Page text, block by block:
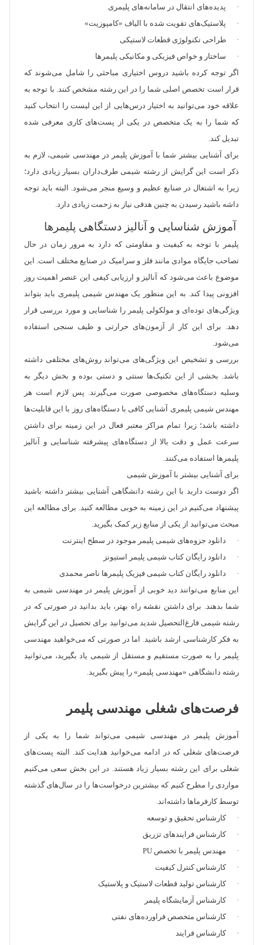
· پدیده‌های انتقال در سامانه‌های پلیمری
· پلاستیک‌های تقویت شده با الیاف «کامپوزیت»
· طراحی تکنولوژی قطعات لاستیکی
· ساختار و خواص فیزیکی و مکانیکی پلیمرها
اگر توجه کرده باشید دروس اختیاری مباحثی را شامل می‌شوند که
قرار است تخصص اصلی شما را در این رشته مشخص کنند. با توجه به
علاقه خود می‌توانید به اختیار درس‌هایی از این لیست را انتخاب کنید
که شما را به یک متخصص در یکی از پست‌های کاری معرفی شده
تبدیل کند.
برای آشنایی بیشتر شما با آموزش پلیمر در مهندسی شیمی، لازم به
ذکر است این گرایش از رشته شیمی طرف‌داران بسیار زیادی دارد؛
زیرا به اشتغال در صنایع عظیم و وسیع منجر می‌شود. البته باید توجه
داشه باشید رسیدن به چنین هدفی نیاز به زحمت زیادی دارد.
آموزش شناسایی و آنالیز دستگاهی پلیمرها
پلیمر با توجه به کیفیت و مقاومتی که دارد به مرور زمان در حال
تصاحب جایگاه موادی مانند فلز و سرامیک در صنایع مختلف است. این
موضوع باعث می‌شود که آنالیز و ارزیابی کیفی این عنصر اهمیت روز
افزونی پیدا کند. به این منظور یک مهندس شیمی پلیمری باید بتواند
ویژگی‌های توده‌ای و مولکولی پلیمر را شناسایی و مورد بررسی قرار
دهد. برای این کار از آزمون‌های حرارتی و طیف سنجی استفاده
می‌شود.
بررسی و تشخیص این ویژگی‌های می‌تواند روش‌های مختلفی داشته
باشد. بخشی از این تکنیک‌ها سنتی و دستی بوده و بخش دیگر به
وسلیه دستگاه‌های مخصوصی صورت می‌گیرند. پس لازم است هر
مهندس شیمی پلیمری آشنایی کافی با دستگاه‌های روز با این قابلیت‌ها
داشته باشد؛ زیرا تمام مراکز معتبر فعال در این زمینه برای داشتن
سرعت عمل و دقت بالا از دستگاه‌های پیشرفته شناسایی و آنالیز
پلیمرها استفاده می‌کنند.
برای آشنایی بیشتر با آموزش شیمی
اگر دوست دارید با این رشته دانشگاهی آشنایی بیشتر داشته باشید
پیشنهاد می‌کنیم در این زمینه به خوبی مطالعه کنید. برای مطالعه این
مبحث می‌توانید از یکی از منابع زیر کمک بگیرید.
· دانلود جزوه‌های شیمی پلیمر موجود در سطح اینترنت
· دانلود رایگان کتاب شیمی پلیمر استیونز
· دانلود رایگان کتاب شیمی فیزیک پلیمرها ناصر محمدی
این منابع می‌توانند دید خوبی از آموزش پلیمر در مهندسی شیمی به
شما بدهند. برای داشتن نقشه راه بهتر، باید بدانید در صورتی که در
رشته شیمی فارغ‌التحصیل شدید می‌توانید برای تحصیل در این گرایش
به فکر کارشناسی ارشد باشید. اما در صورتی که می‌خواهید مهندسی
پلیمر را به صورت مستقیم و مستقل از شیمی یاد بگیرید، می‌توانید
رشته دانشگاهی «مهندسی پلیمر» را پیش بگیرید.
فرصت‌های شغلی مهندسی پلیمر
آموزش پلیمر در مهندسی شیمی می‌تواند شما را به یکی از
فرصت‌های شغلی که در ادامه می‌خوانید هدایت کند. البته پست‌های
شغلی برای این رشته بسیار زیاد هستند. در این بخش سعی می‌کنیم
مواردی را مطرح کنیم که بیشترین درخواست‌ها را در سال‌های گذشته
توسط کارفرما‌ها داشته‌اند.
· کارشناس تحقیق و توسعه
· کارشناس فرایند‌های تزریق
· مهندس پلیمر با تخصص PU
· کارشناس کنترل کیفیت
· کارشناس تولید قطعات لاستیک و پلاستیک
· کارشناس آزمایشگاه پلیمر
· کارشناس متخصص فراورده‌های نفتی
· کارشناس فرایند